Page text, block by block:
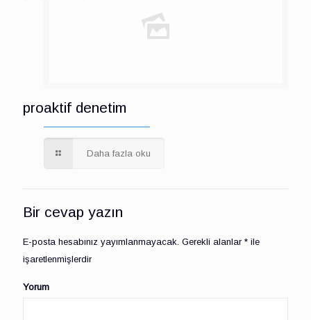
proaktif denetim
Daha fazla oku
Bir cevap yazın
E-posta hesabınız yayımlanmayacak. Gerekli alanlar * ile
işaretlenmişlerdir
Yorum